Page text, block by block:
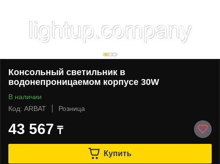
Консольный светильник в
водонепроницаемом корпусе 30W
В наличии
Код: ARBAT
Розница
43 567 ₸
Купить